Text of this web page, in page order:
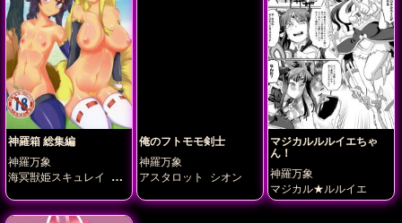
神羅箱 総集編
神羅万象
海冥獣姫スキュレイ 白
モルガン 陸震妖姫アラ
クネ 黒刀のムジナ
俺のフトモモ剣士
神羅万象
アスタロット
シオン
マジカルルルイエちゃ
ん！
神羅万象
マジカル★ルルイエ